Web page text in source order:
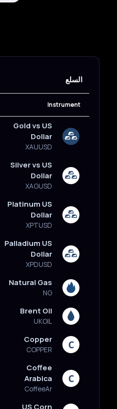
السلع
Instrument
Gold vs US
Dollar
XAUUSD
Silver vs US
Dollar
XAGUSD
Platinum US
Dollar
XPTUSD
Palladium US
Dollar
XPDUSD
Natural Gas
NG
Brent Oil
UKOIL
Copper
COPPER
Coffee
Arabica
CoffeeAr
US Corn